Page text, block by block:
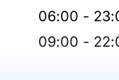
06:00 -
09:00 -